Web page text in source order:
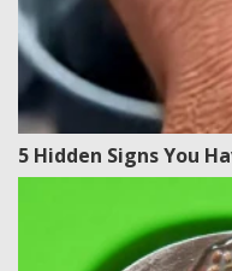
5 Hidden Signs You